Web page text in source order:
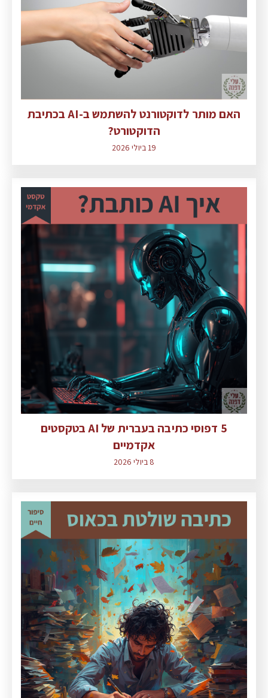
האם מותר לדוקטורנט להשתמש ב-AI בכתיבת
הדוקטורט?
19 ביולי 2026
5 דפוסי כתיבה בעברית של AI בטקסטים
אקדמיים
8 ביולי 2026